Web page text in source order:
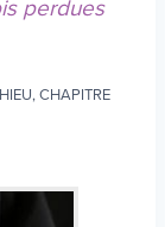
perdues
CHAPITRE